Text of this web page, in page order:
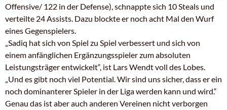
Offensive/ 122 in der Defense), schnappte sich 10 Steals und
verteilte 24 Assists. Dazu blockte er noch acht Mal den Wurf
eines Gegenspielers.
„Sadiq hat sich von Spiel zu Spiel verbessert und sich von
einem anfänglichen Ergänzungsspieler zum absoluten
Leistungsträger entwickelt“, ist Lars Wendt voll des Lobes.
„Und es gibt noch viel Potential. Wir sind uns sicher, dass er ein
noch dominanterer Spieler in der Liga werden kann und wird.“
Genau das ist aber auch anderen Vereinen nicht verborgen